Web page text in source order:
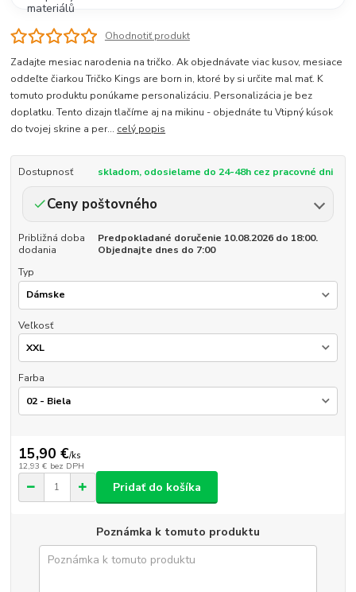
Ohodnotiť produkt
Zadajte mesiac narodenia na tričko. Ak objednávate viac kusov, mesiace
oddeľte čiarkou Tričko Kings are born in, ktoré by si určite mal mať. K
tomuto produktu ponúkame personalizáciu. Personalizácia je bez
doplatku. Tento dizajn tlačíme aj na mikinu - objednáte tu Vtipný kúsok
do tvojej skrine a per... celý popis
Dostupnosť skladom, odosielame do 24-48h cez pracovné dni
Ceny poštovného
Približná doba
dodania
Predpokladané doručenie 10.08.2026 do 18:00.
Objednajte dnes do 7:00
Typ
Veľkosť
Farba
15,90 €/ks
12,93 € bez DPH
Pridať do košíka
Poznámka k tomuto produktu